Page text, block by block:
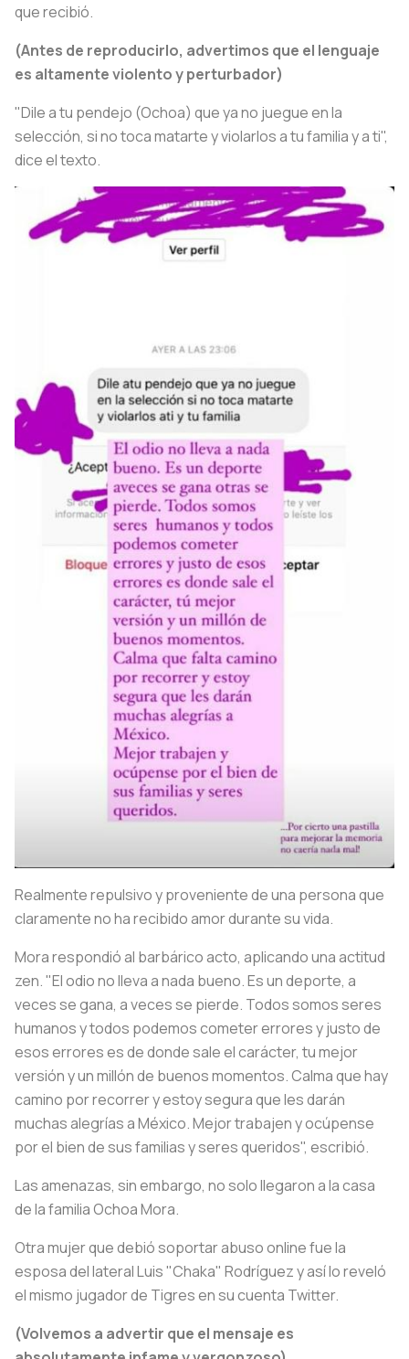
que recibió.
(Antes de reproducirlo, advertimos que el lenguaje
es altamente violento y perturbador)
"Dile a tu pendejo (Ochoa) que ya no juegue en la
selección, si no toca matarte y violarlos a tu familia y a ti",
dice el texto.
Realmente repulsivo y proveniente de una persona que
claramente no ha recibido amor durante su vida.
Mora respondió al barbárico acto, aplicando una actitud
zen. "El odio no lleva a nada bueno. Es un deporte, a
veces se gana, a veces se pierde. Todos somos seres
humanos y todos podemos cometer errores y justo de
esos errores es de donde sale el carácter, tu mejor
versión y un millón de buenos momentos. Calma que hay
camino por recorrer y estoy segura que les darán
muchas alegrías a México. Mejor trabajen y ocúpense
por el bien de sus familias y seres queridos", escribió.
Las amenazas, sin embargo, no solo llegaron a la casa
de la familia Ochoa Mora.
Otra mujer que debió soportar abuso online fue la
esposa del lateral Luis "Chaka" Rodríguez y así lo reveló
el mismo jugador de Tigres en su cuenta Twitter.
(Volvemos a advertir que el mensaje es